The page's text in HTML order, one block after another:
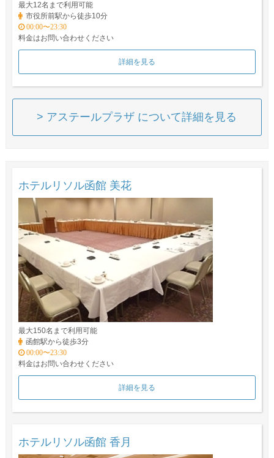
最大12名まで利用可能
市役所前駅から徒歩10分
00:00〜23:30
料金はお問い合わせください
詳細を見る
> アステールプラザ について詳細を見る
ホテルリソル函館 美花
最大150名まで利用可能
函館駅から徒歩3分
00:00〜23:30
料金はお問い合わせください
詳細を見る
ホテルリソル函館 香月